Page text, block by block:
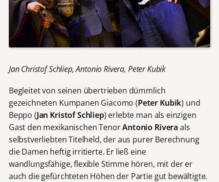
Jan Christof Schliep, Antonio Rivera, Peter Kubik
Begleitet von seinen übertrieben dümmlich
gezeichneten Kumpanen Giacomo (Peter Kubik) und
Beppo (Jan Kristof Schliep) erlebte man als einzigen
Gast den mexikanischen TenorAntonio Riveraals
selbstverliebten Titelheld, der aus purer Berechnung
die Damen heftig irritierte. Er ließ eine
wandlungsfähige, flexible Stimme hören, mit der er
auch die gefürchteten Höhen der Partie gut bewältigte.